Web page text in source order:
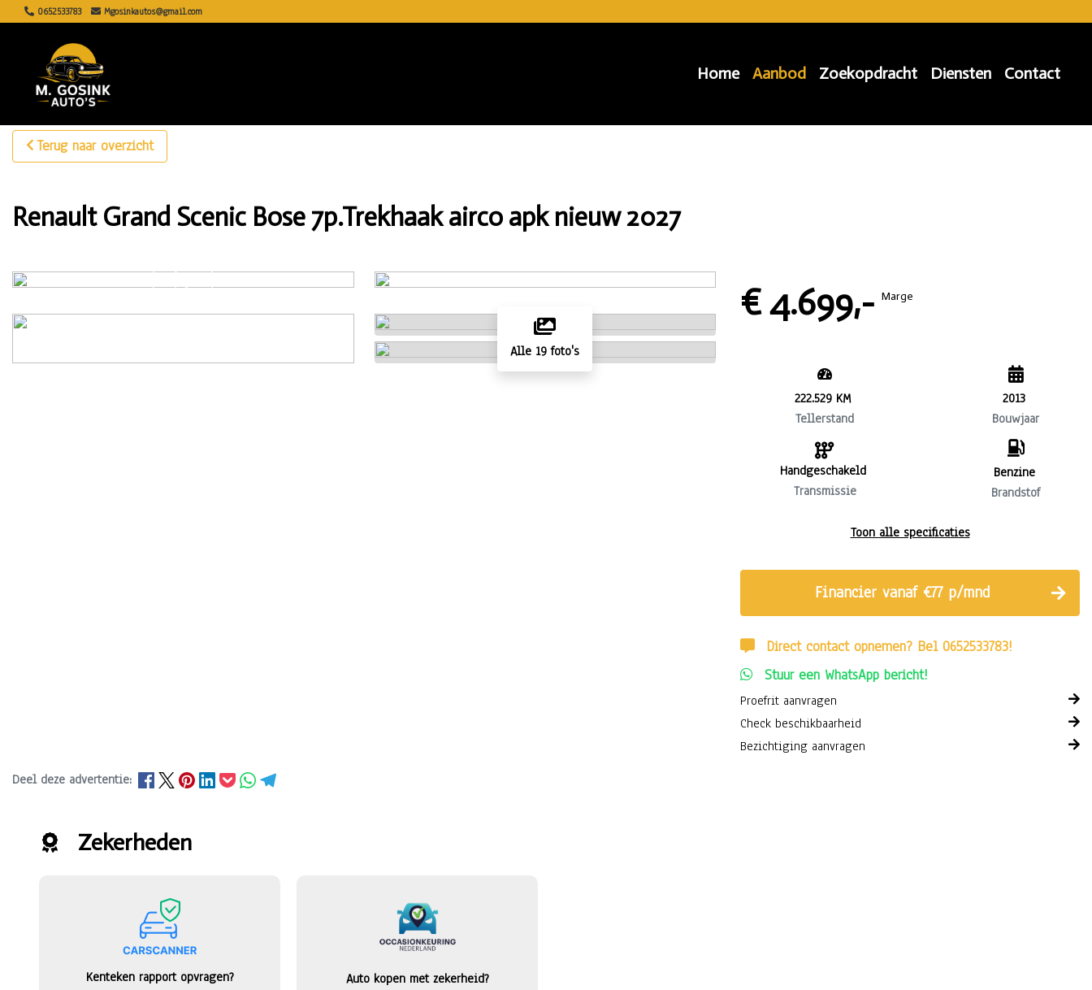
0652533783 Mgosinkautos@gmail.com
Home Aanbod Zoekopdracht Diensten Contact
Terug naar overzicht
Renault Grand Scenic Bose 7p.Trekhaak airco apk nieuw 2027
Alle 19 foto's
€ 4.699,- Marge
222.529 KM
Tellerstand
Handgeschakeld
Transmissie
2013
Bouwjaar
Benzine
Brandstof
Toon alle specificaties
Financier vanaf €77 p/mnd
Direct contact opnemen? Bel 0652533783!
Stuur een WhatsApp bericht!
Proefrit aanvragen
Check beschikbaarheid
Bezichtiging aanvragen
Deel deze advertentie:
Zekerheden
Kenteken rapport opvragen? Auto kopen met zekerheid?